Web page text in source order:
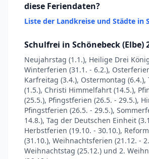
diese Feriendaten?
Liste der Landkreise und Städte in
Schulfrei in Schönebeck (Elbe)
Neujahrstag (1.1.), Heilige Drei
Winterferien (31.1. - 6.2.),
Karfreitag (3.4.), Ostermontag
(1.5.), Christi Himmelfahrt (14.5.),
(25.5.), Pfingstferien (26.5. - 29.5.),
Pfingstferien (26.5. - 29.5.),
14.8.), Tag der Deutschen Einheit
Herbstferien (19.10. - 30.10.),
(31.10.), Weihnachtsferien (21.12. -
Weihnachtstag (25.12.) und 2.